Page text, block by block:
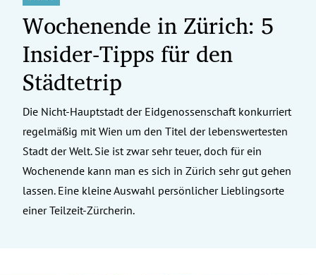
Wochenende in Zürich: 5
Insider-Tipps für den
Städtetrip
Die Nicht-Hauptstadt der Eidgenossenschaft konkurriert
regelmäßig mit Wien um den Titel der lebenswertesten
Stadt der Welt. Sie ist zwar sehr teuer, doch für ein
Wochenende kann man es sich in Zürich sehr gut gehen
lassen. Eine kleine Auswahl persönlicher Lieblingsorte
einer Teilzeit-Zürcherin.